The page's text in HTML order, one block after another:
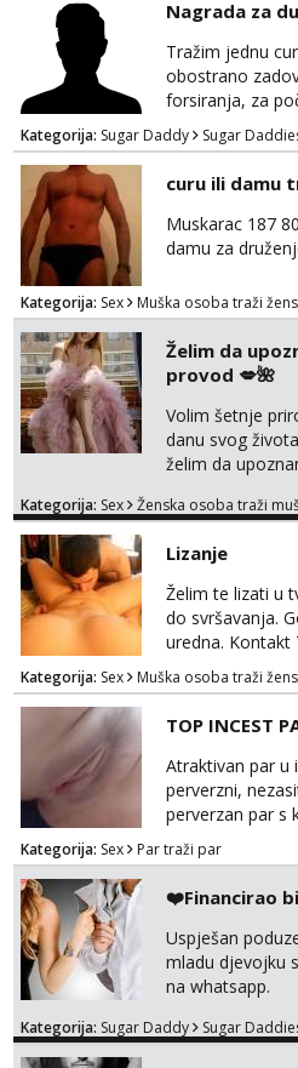
Čekam tvoj poziv!
064/677-677
- Kod:
tel:0,93€ - mob:1,12€
Lili
Čekam tvoj poziv!
tel:0,93€ - mob:1,12€
Anita
Čekam tvoj poziv!
Tel:064/677-677- Kod:
tel:0,93€ - mob:1,12€
Čekam tvoj poziv!
Tel:064/677-677 - Kod:
tel:0,93€ - mob:1,12€
Čekam tvoj poziv!
Tel:064/677-677
Nagrada za
Tražim jednu
obostrano
forsiranja, za
dogovor kroz
diskreciju -
jednostavno
imam. Javite se
Kategorija: Sugar Daddy Sugar
curu ili damu
Muskarac 187
damu za
Kategorija: Sex Muška osoba traži
Želim da
provod 💋🌺
Volim šetnje
danu svog
želim da
na link ispod i
Kategorija: Sex Ženska osoba traži
Lizanje
Želim te lizati u
do svršavanja.
uredna. Kontakt
Email:
Kategorija: Sex Muška osoba traži
TOP INCEST
Atraktivan par u
perverzni,
perverzan par s
uživanje u svim
obavezna.
Whats appa na
Kategorija: Sex Par traži par
❤️Financirao
Uspješan
mladu djevojku
na whatsapp.
Kategorija: Sugar Daddy Sugar